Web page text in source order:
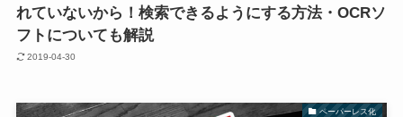
れていないから！検索できるようにする方法・OCRソ
フトについても解説
2019-04-30
ペーパーレス化